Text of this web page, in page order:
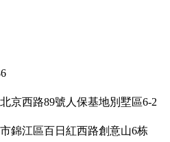
京西路89號人保基地別墅區6-2
錦江區百日紅西路創意山6栋